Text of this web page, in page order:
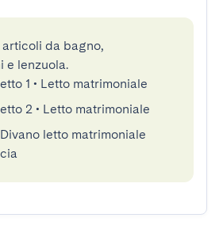
articoli da bagno,
e lenzuola.
1 • Letto matrimoniale
2 • Letto matrimoniale
Divano letto matrimoniale